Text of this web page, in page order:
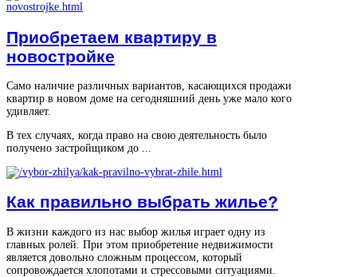
Приобретаем квартиру в
новостройке
Само наличие различных вариантов, касающихся продажи
квартир в новом доме на сегодняшний день уже мало кого
удивляет.
В тех случаях, когда право на свою деятельность было
получено застройщиком до ...
Как правильно выбрать жилье?
В жизни каждого из нас выбор жилья играет одну из
главных ролей. При этом приобретение недвижимости
является довольно сложным процессом, который
сопровождается хлопотами и стрессовыми ситуациями.